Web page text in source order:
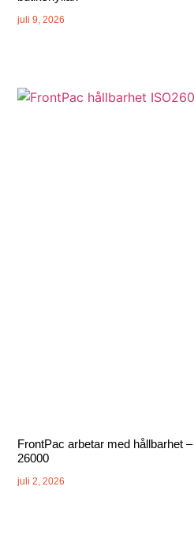
juli 9, 2026
FrontPac arbetar med hållbarhet
26000
juli 2, 2026